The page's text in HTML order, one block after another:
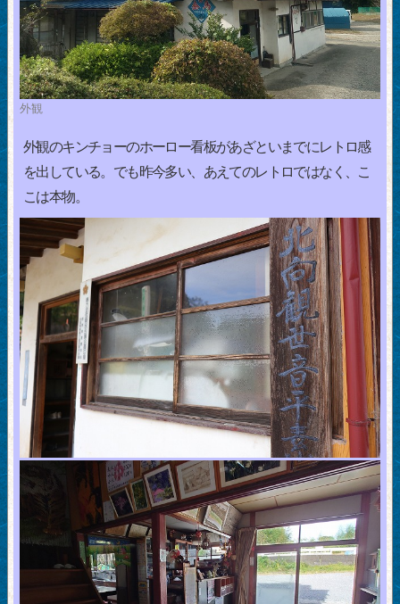
外観
外観のキンチョーのホーロー看板があざといまでにレトロ感
を出している。でも昨今多い、あえてのレトロではなく、こ
こは本物。